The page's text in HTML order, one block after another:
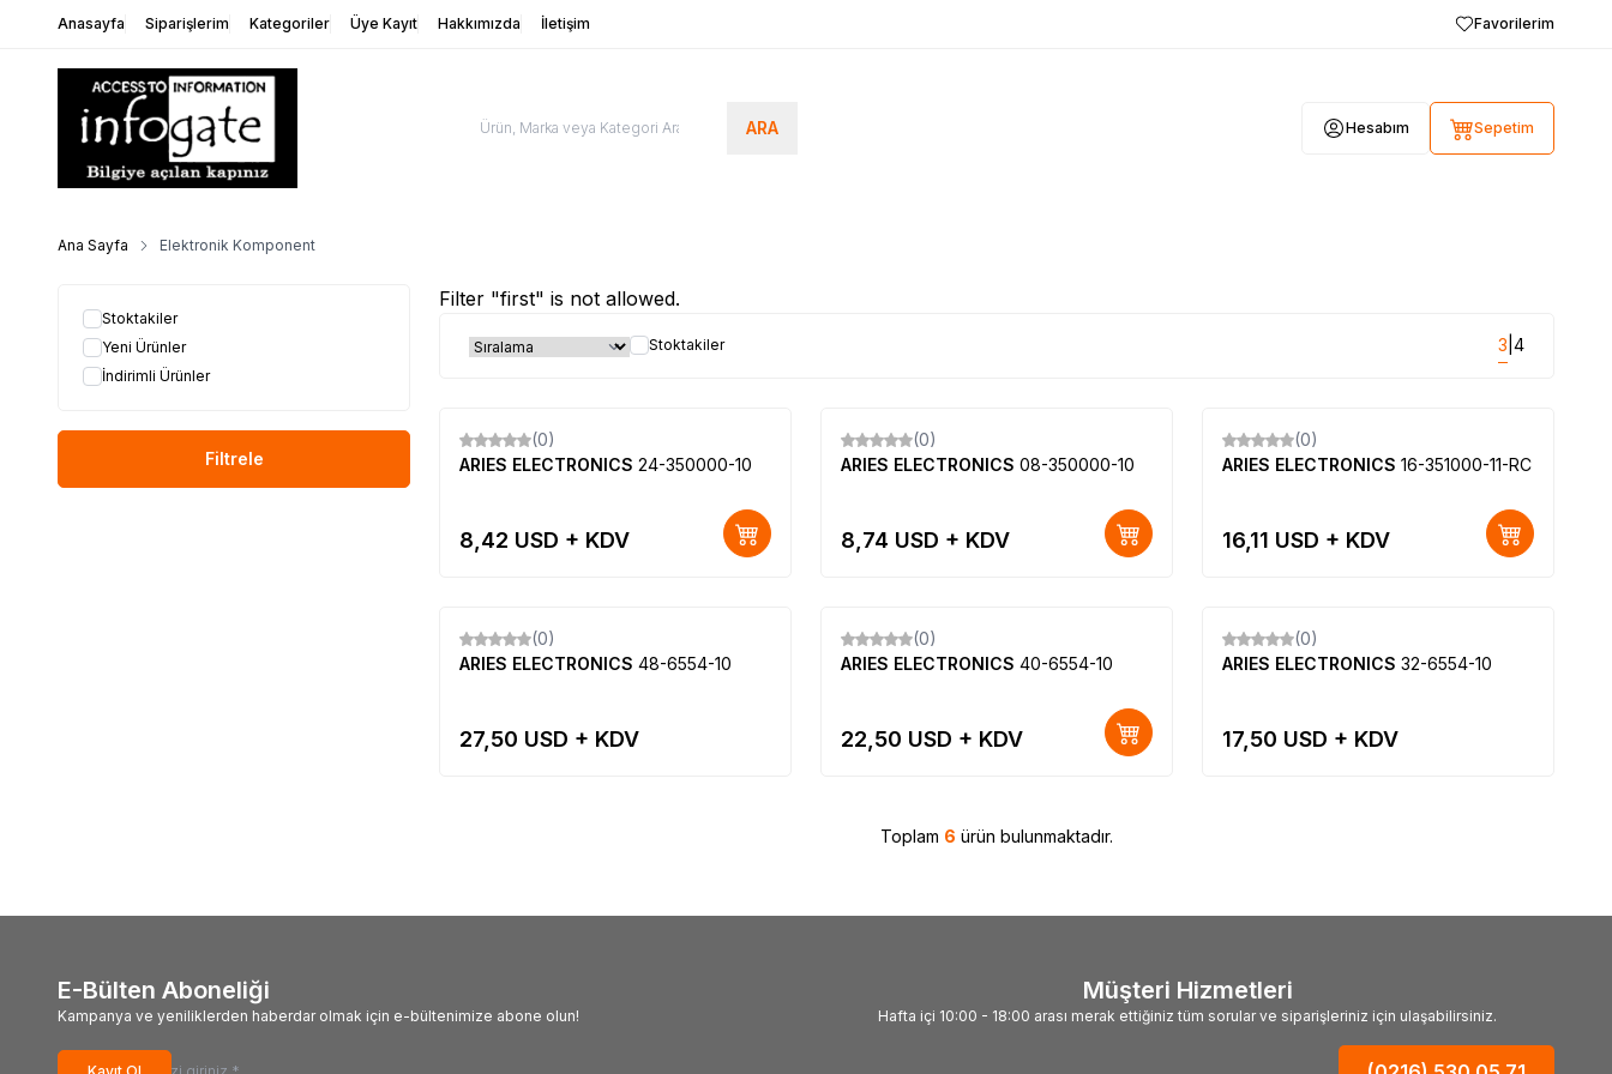
Anasayfa Siparişlerim Kategoriler Üye Kayıt Hakkımızda İletişim Favorilerim
ARA Hesabım Sepetim
Ana Sayfa Elektronik Komponent
Stoktakiler
Yeni Ürünler
İndirimli Ürünler
Filtrele
Filter "first" is not allowed.
Stoktakiler 3 4
Yeni
(0)
ARIES ELECTRONICS 24-350000-10
8,42 USD + KDV
Yeni
(0)
ARIES ELECTRONICS 08-350000-10
8,74 USD + KDV
Yeni
(0)
ARIES ELECTRONICS 16-351000-11-RC
16,11 USD + KDV
Yeni
(0)
ARIES ELECTRONICS 48-6554-10
27,50 USD + KDV
Yeni
(0)
ARIES ELECTRONICS 40-6554-10
22,50 USD + KDV
Yeni
(0)
ARIES ELECTRONICS 32-6554-10
17,50 USD + KDV
Toplam 6 ürün bulunmaktadır.
E-Bülten Aboneliği
Kampanya ve yeniliklerden haberdar olmak için e-bültenimize abone olun!
Müşteri Hizmetleri
Hafta içi 10:00 - 18:00 arası merak ettiğiniz tüm sorular ve siparişleriniz için ulaşabilirsiniz.